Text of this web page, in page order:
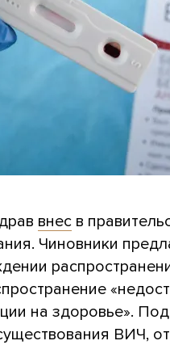
внес в
Чиновники
на здоровье».
ВИЧ,